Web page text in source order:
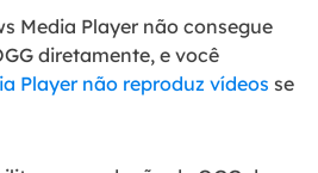
Media Player não consegue
diretamente, e você
Player não reproduz vídeos se